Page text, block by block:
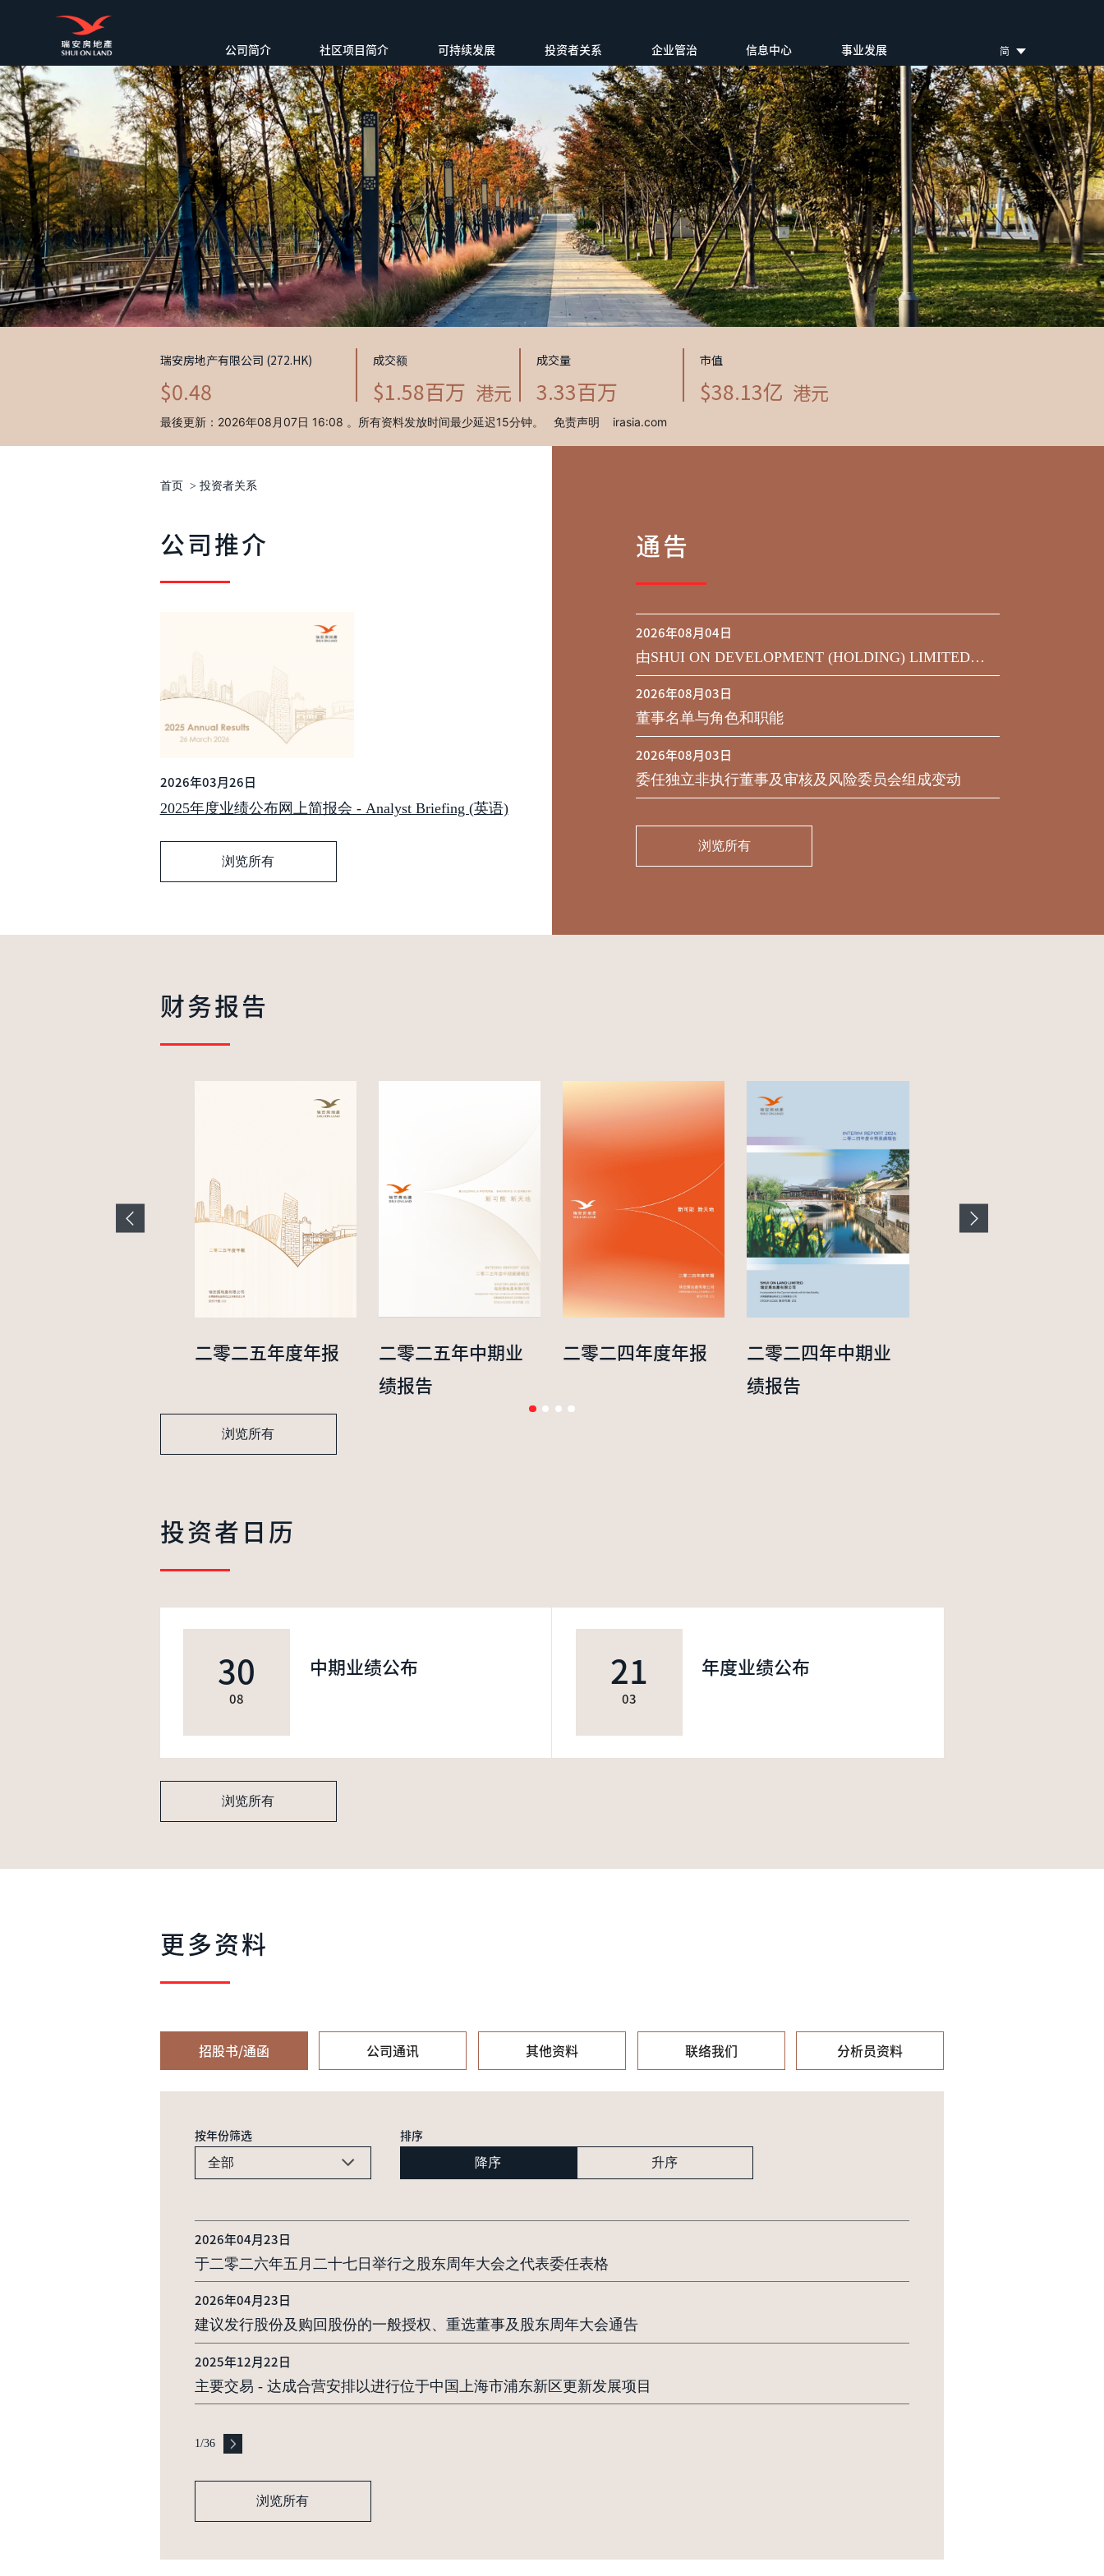
公司简介 社区项目简介 可持续发展 投资者关系 企业管治 信息中心 事业发展 简
首页 > 投资者关系
公司推介
2026年03月26日
2025年度业绩公布网上简报会 - Analyst Briefing (英语)
浏览所有
通告
2026年08月04日
由SHUI ON DEVELOPMENT (HOLDING) LIMITED发
行于二零二九年到期之450,000,000美元9.75%优先票据
2026年08月03日
董事名单与角色和职能
2026年08月03日
委任独立非执行董事及审核及风险委员会组成变动
浏览所有
财务报告
二零二五年度年报
二零二五年中期业
绩报告
二零二四年度年报
二零二四年中期业
绩报告
浏览所有
投资者日历
30
08
中期业绩公布 21
03
年度业绩公布
浏览所有
更多资料
招股书/通函 公司通讯 其他资料 联络我们 分析员资料
按年份筛选
全部
排序
降序 升序
2026年04月23日
于二零二六年五月二十七日举行之股东周年大会之代表委任表格
2026年04月23日
建议发行股份及购回股份的一般授权、重选董事及股东周年大会通告
2025年12月22日
主要交易 - 达成合营安排以进行位于中国上海市浦东新区更新发展项目
1 /36
浏览所有